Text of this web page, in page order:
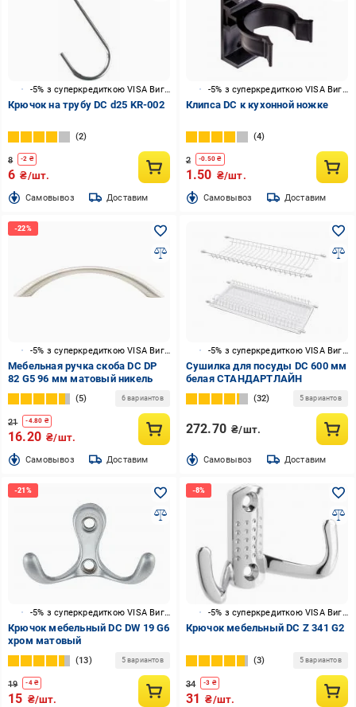
-5% з суперкредиткою VISA Вигода
Крючок на трубу DC d25 KR-002
2
8 -2 ₴
6 ₴/шт.
Cамовывоз Доставим
Клипса DC к кухонной ножке
4
2 -0.50 ₴
1.50 ₴/шт.
Cамовывоз Доставим
-5% з суперкредиткою VISA Вигода
Мебельная ручка скоба DC DP
82 G5 96 мм матовый никель
5 6 вариантов
21 -4.80 ₴
16.20 ₴/шт.
Cамовывоз Доставим
Сушилка для посуды DC 600 мм
белая СТАНДАРТЛАЙН
32 5 вариантов
272.70 ₴/шт.
Cамовывоз Доставим
-5% з суперкредиткою VISA Вигода
Крючок мебельный DC DW 19 G6
хром матовый
13 5 вариантов
19 -4₴
15 ₴/шт.
Крючок мебельный DC Z 341 G2
3 5 вариантов
34 -3 ₴
31 ₴/шт.